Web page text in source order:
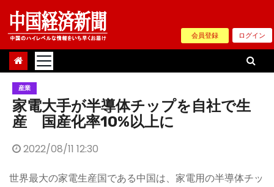
Skip
content
会員登録 ログイン
産業
家電大手が半導体チップを自社で生
産 国産化率10%以上に
2022/08/11 12:30
世界最大の家電生産国である中国は、家電用の半導体チッ